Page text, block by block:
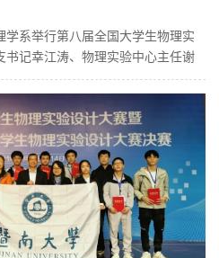
系举行第八届全国大学生物理实
记幸江涛、物理实验中心主任谢
...